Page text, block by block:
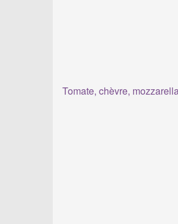
Tomate, chèvre,